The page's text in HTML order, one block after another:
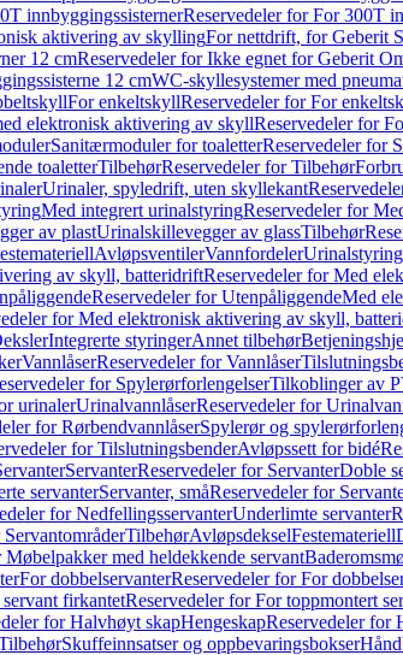
innbyggingssisternerReservedeler for For 300T
aktivering av skyllingFor nettdrift, for Geberit
12 cmReservedeler for Ikke egnet for Geberit
12 cmWC-skyllesystemer med
For enkeltskyllReservedeler for For
elektronisk aktivering av skyllReservedeler for
Sanitærmoduler for toaletterReservedeler for
toaletterTilbehørReservedeler for Tilbehør
Urinaler, spyledrift, uten skyllekant
Med integrert urinalstyringReservedeler for
av plastUrinalskillevegger av glassTilbehør
AvløpsventilerVannfordeler
av skyll, batteridriftReservedeler for Med
Reservedeler for UtenpåliggendeMed
for Med elektronisk aktivering av skyll,
Integrerte styringerAnnet tilbehør
VannlåserReservedeler for Vannlåser
for SpylerørforlengelserTilkoblinger av
urinalerUrinalvannlåserReservedeler for
for RørbendvannlåserSpylerør og
for TilslutningsbenderAvløpssett for bidé
ServanterReservedeler for ServanterDoble
servanterServanter, småReservedeler for
for NedfellingsservanterUnderlimte servanter
TilbehørAvløpsdekselFestemateriell
Møbelpakker med heldekkende servant
For dobbelservanterReservedeler for For
firkantetReservedeler for For toppmontert
for Halvhøyt skapHengeskapReservedeler for
Skuffeinnsatser og oppbevaringsbokser